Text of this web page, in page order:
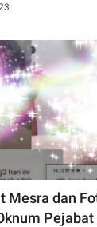
Mesra dan